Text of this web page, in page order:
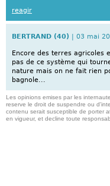
reagir
BERTRAND (40) | 03 mai
Encore des terres agricoles
pas de ce système qui
nature mais on ne fait rien
bagnole...
Les opinions emises par les
reserve le droit de suspendre ou
contenu serait susceptible de porter
en vigueur, et decline toute